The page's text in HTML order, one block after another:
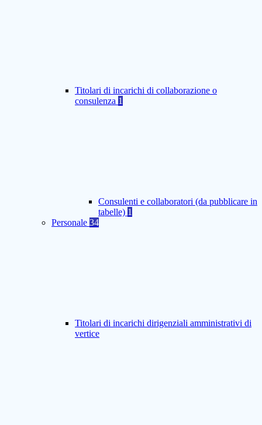
Titolari di incarichi di collaborazione o
consulenza 1
Consulenti e collaboratori (da pubblicare in
tabelle) 1
Personale 34
Titolari di incarichi dirigenziali amministrativi di
vertice